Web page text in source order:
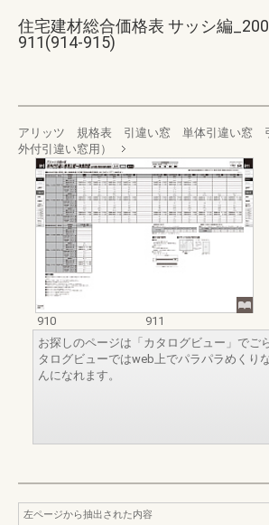
住宅建材総合価格表 サッシ編
911(914-915)
アリッツ 規格表 引違い窓 単体引違い窓
外付引違い窓用）
910
911
お探しのページは「カタログビュー」でご
タログビューではweb上でパラパラめくり
んになれます。
左ページから抽出された内容